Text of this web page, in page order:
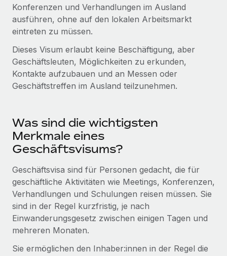
Globales Onboarding und Verwalten von
Freelancer:innen
PEO
Auslagern von komplexen HR-Aufgaben
INFRASTRUKTUR
Plattform
Integrierte HR-Kernfunktionen für dein Team
Verknüpfung beliebiger KI-Tools mit Remote über unser
Integrationen
Prozessoptimierung mit unverzichtbaren Business-
Tools
WACHSTUMSPHASE
Startups
Agile HR- und Payroll-Lösungen für wachsende
Unternehmen
Mittelstand
Enterprise
Globale HR für Konzerne und Großunternehmen
PARTNER WERDEN
Strategische Technologiepartner
Flexible Einbettung von Global-HR-Funktionen in deine
Plattform
Entdecke die Möglichkeiten einer Partnerschaft
Gesamtbeschäftigungskosten
Honorarzahlungen berechnen
Abwicklungsfristen für globale Freelancer:innen
LERNEN MIT REMOTE
Fallstudien
HR-Glossar
Checklisten und Vorlagen
Bibliothek für Stellenbeschreibungen
Webinare
Events
Newsroom
Nederlands
Français
Deutsch
Italiano
Português (Portugal)
日本語
한국어
中文（简体）
Anmelden
Konferenzen und Verhandlungen im Ausland
ausführen, ohne auf den lokalen Arbeitsmarkt
eintreten zu müssen.
Dieses Visum erlaubt keine Beschäftigung, aber
Geschäftsleuten, Möglichkeiten zu erkunden,
Kontakte aufzubauen und an Messen oder
Geschäftstreffen im Ausland teilzunehmen.
Was sind die wichtigsten
Merkmale eines
Geschäftsvisums?
Geschäftsvisa sind für Personen gedacht, die für
geschäftliche Aktivitäten wie Meetings, Konferenzen,
Verhandlungen und Schulungen reisen müssen. Sie
sind in der Regel kurzfristig, je nach
Einwanderungsgesetz zwischen einigen Tagen und
mehreren Monaten.
Sie ermöglichen den Inhaber:innen in der Regel die